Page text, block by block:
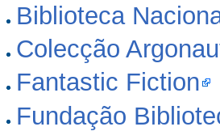
Biblioteca
Colecção
Fantastic Fiction
Fundação